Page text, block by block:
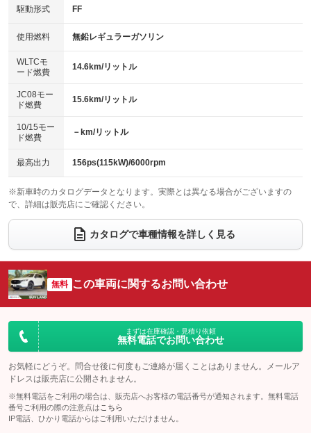
USB入力端子
：装備あり
100V電源
：装備なし
センターデフロック
：装備なし
電動格納ミラー
：装備あり
HID(キセノンライト)
：装備なし
バックカメラ
：装備あり
エアロ
：装備なし
：装備なし
パワーシート
ベンチシート
：装備なし
チップアップシート
：装備なし
：装備なし ：装備あり
ウォークスルー
：装備なし
電動リアゲート フロントカメラ
：装備あり
：装備なし ：装備あり
サイドカメラ
：装備あり ルーフレール
：装備なし
：装備なし
：装備なし
駆動形式 FF
使用燃料 無鉛レギュラーガソリン
WLTCモ
ード燃費
14.6km/リットル
JC08モー
ド燃費
15.6km/リットル
10/15モー
ド燃費
－km/リットル
最高出力 156ps(115kW)/6000rpm
※新車時のカタログデータとなります。実際とは異なる場合がございますの
で、詳細は販売店にご確認ください。
カタログで車種情報を詳しく見る
無料 この車両に関するお問い合わせ
まずは在庫確認・見積り依頼
無料電話でお問い合わせ
お気軽にどうぞ。問合せ後に何度もご連絡が届くことはありません。メールア
ドレスは販売店に公開されません。
※無料電話をご利用の場合は、販売店へお客様の電話番号が通知されます。無料電話
番号ご利用の際の注意点は こちら
IP電話、ひかり電話からはご利用いただけません。